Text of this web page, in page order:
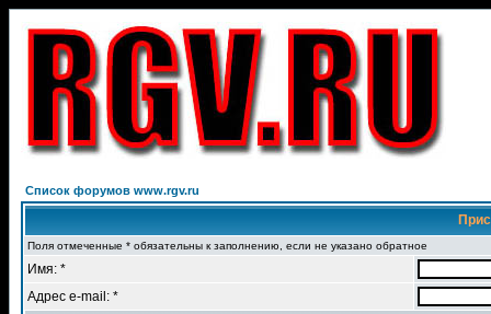
Список форумов www.rgv.ru
Поля отмеченные * обязательны к заполнению, если не указано обратное
Имя: *
Адрес e-mail: *